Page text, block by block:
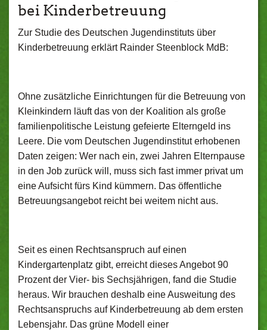
bei Kinderbetreuung
Zur Studie des Deutschen Jugendinstituts über
Kinderbetreuung erklärt Rainder Steenblock MdB:
Ohne zusätzliche Einrichtungen für die Betreuung von
Kleinkindern läuft das von der Koalition als große
familienpolitische Leistung gefeierte Elterngeld ins
Leere. Die vom Deutschen Jugendinstitut erhobenen
Daten zeigen: Wer nach ein, zwei Jahren Elternpause
in den Job zurück will, muss sich fast immer privat um
eine Aufsicht fürs Kind kümmern. Das öffentliche
Betreuungsangebot reicht bei weitem nicht aus.
Seit es einen Rechtsanspruch auf einen
Kindergartenplatz gibt, erreicht dieses Angebot 90
Prozent der Vier- bis Sechsjährigen, fand die Studie
heraus. Wir brauchen deshalb eine Ausweitung des
Rechtsanspruchs auf Kinderbetreuung ab dem ersten
Lebensjahr. Das grüne Modell einer